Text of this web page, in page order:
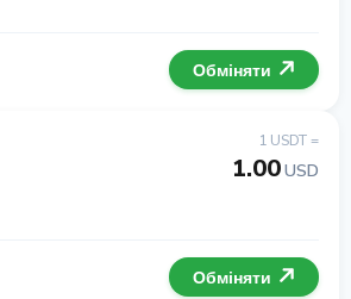
Обміняти
1 USDT =
1.00USD
Обміняти